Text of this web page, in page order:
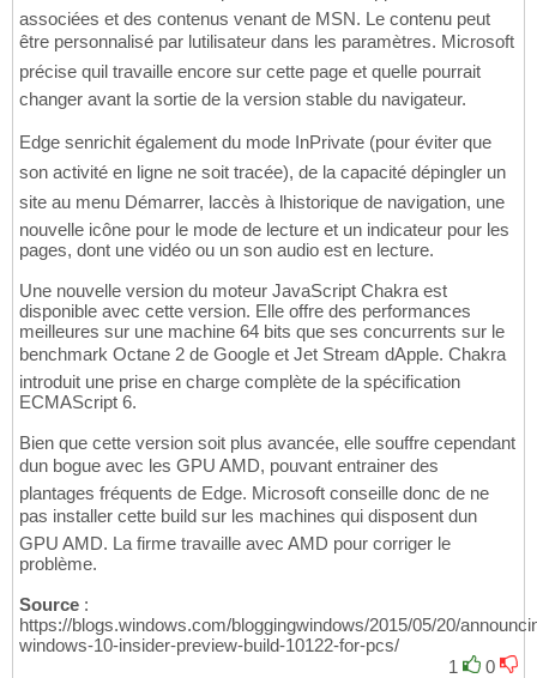
associées et des contenus venant de MSN. Le contenu peut
être personnalisé par lutilisateur dans les paramètres. Microsoft
précise quil travaille encore sur cette page et quelle pourrait
changer avant la sortie de la version stable du navigateur.
Edge senrichit également du mode InPrivate (pour éviter que
son activité en ligne ne soit tracée), de la capacité dépingler un
site au menu Démarrer, laccès à lhistorique de navigation, une
nouvelle icône pour le mode de lecture et un indicateur pour les
pages, dont une vidéo ou un son audio est en lecture.
Une nouvelle version du moteur JavaScript Chakra est
disponible avec cette version. Elle offre des performances
meilleures sur une machine 64 bits que ses concurrents sur le
benchmark Octane 2 de Google et Jet Stream dApple. Chakra
introduit une prise en charge complète de la spécification
ECMAScript 6.
Bien que cette version soit plus avancée, elle souffre cependant
dun bogue avec les GPU AMD, pouvant entrainer des
plantages fréquents de Edge. Microsoft conseille donc de ne
pas installer cette build sur les machines qui disposent dun
GPU AMD. La firme travaille avec AMD pour corriger le
problème.
Source :
https://blogs.windows.com/bloggingwindows/2015/05/20/
windows-10-insider-preview-build-10122-for-pcs/
1
0